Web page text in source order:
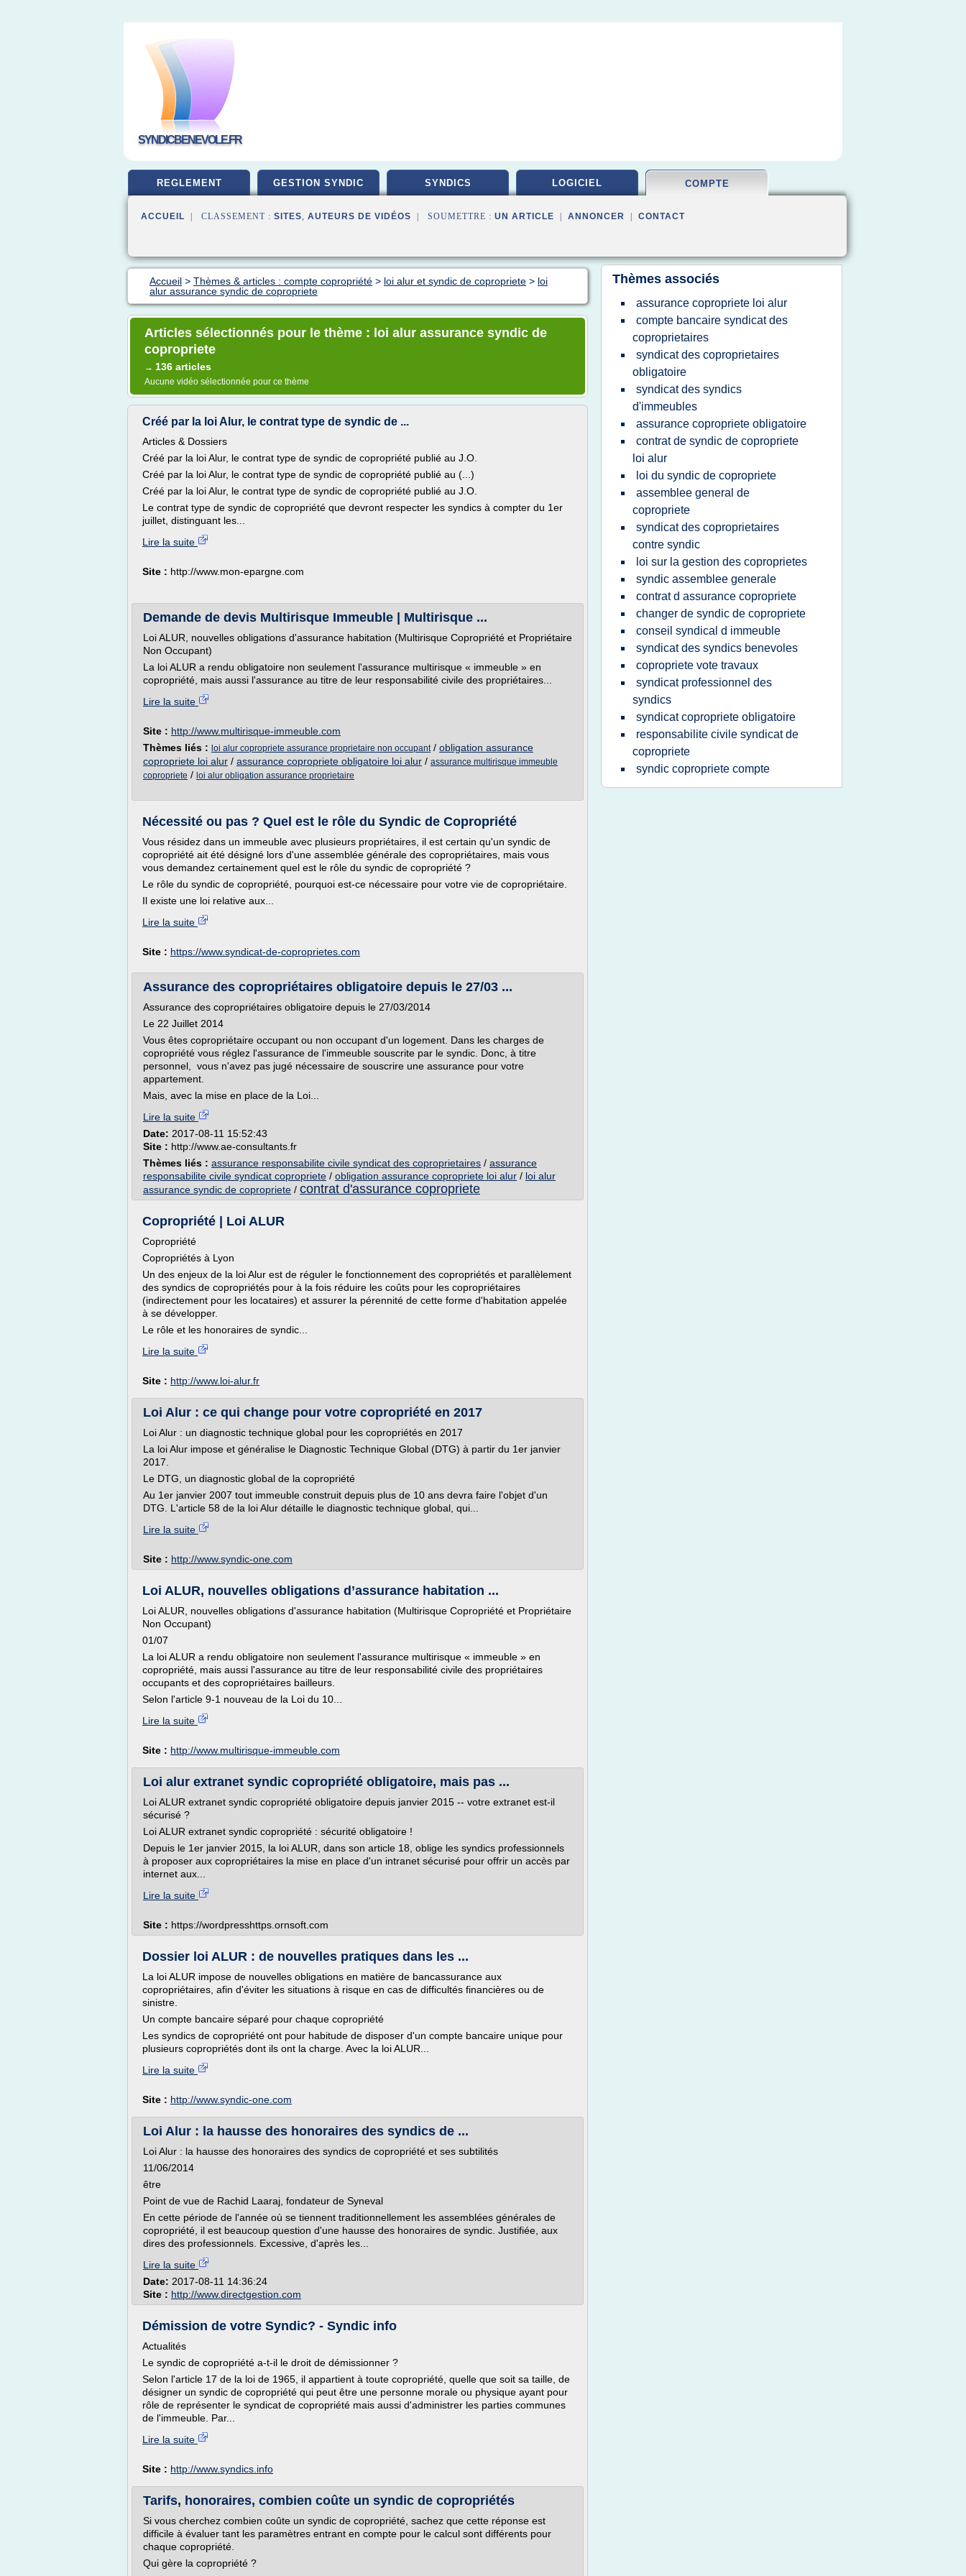
SYNDICBENEVOLE.FR
REGLEMENT GESTION SYNDIC SYNDICS LOGICIEL COMPTE
ACCUEIL | CLASSEMENT : SITES, AUTEURS DE VIDÉOS | SOUMETTRE : UN ARTICLE ANNONCER CONTACT
Accueil > Thèmes & articles : compte copropriété > loi alur et syndic de copropriete > loi
alur assurance syndic de copropriete
Articles sélectionnés pour le thème : loi alur assurance syndic de
copropriete
→ 136 articles
Aucune vidéo sélectionnée pour ce thème
Créé par la loi Alur, le contrat type de syndic de ...
Articles & Dossiers
Créé par la loi Alur, le contrat type de syndic de copropriété publié au J.O.
Créé par la loi Alur, le contrat type de syndic de copropriété publié au (...)
Créé par la loi Alur, le contrat type de syndic de copropriété publié au J.O.
Le contrat type de syndic de copropriété que devront respecter les syndics à compter du 1er
juillet, distinguant les...
Lire la suite
Site : http://www.mon-epargne.com
Demande de devis Multirisque Immeuble | Multirisque ...
Loi ALUR, nouvelles obligations d'assurance habitation (Multirisque Copropriété et Propriétaire
Non Occupant)
La loi ALUR a rendu obligatoire non seulement l'assurance multirisque « immeuble » en
copropriété, mais aussi l'assurance au titre de leur responsabilité civile des propriétaires...
Lire la suite
Site : http://www.multirisque-immeuble.com
Thèmes liés : loi alur copropriete assurance proprietaire non occupant/ obligation assurance
copropriete loi alur / assurance copropriete obligatoire loi alur / assurance multirisque immeuble
copropriete / loi alur obligation assurance proprietaire
Nécessité ou pas ? Quel est le rôle du Syndic de Copropriété
Vous résidez dans un immeuble avec plusieurs propriétaires, il est certain qu'un syndic de
copropriété ait été désigné lors d'une assemblée générale des copropriétaires, mais vous
vous demandez certainement quel est le rôle du syndic de copropriété ?
Le rôle du syndic de copropriété, pourquoi est-ce nécessaire pour votre vie de copropriétaire.
Il existe une loi relative aux...
Lire la suite
Site : https://www.syndicat-de-coproprietes.com
Assurance des copropriétaires obligatoire depuis le 27/03 ...
Assurance des copropriétaires obligatoire depuis le 27/03/2014
Le 22 Juillet 2014
Vous êtes copropriétaire occupant ou non occupant d'un logement. Dans les charges de
copropriété vous réglez l'assurance de l'immeuble souscrite par le syndic. Donc, à titre
personnel, vous n'avez pas jugé nécessaire de souscrire une assurance pour votre
appartement.
Mais, avec la mise en place de la Loi...
Lire la suite
Date: 2017-08-11 15:52:43
Site : http://www.ae-consultants.fr
Thèmes liés : assurance responsabilite civile syndicat des coproprietaires / assurance
responsabilite civile syndicat copropriete / obligation assurance copropriete loi alur / loi alur
assurance syndic de copropriete / contrat d'assurance copropriete
Copropriété | Loi ALUR
Copropriété
Copropriétés à Lyon
Un des enjeux de la loi Alur est de réguler le fonctionnement des copropriétés et parallèlement
des syndics de copropriétés pour à la fois réduire les coûts pour les copropriétaires
(indirectement pour les locataires) et assurer la pérennité de cette forme d'habitation appelée
à se développer.
Le rôle et les honoraires de syndic...
Lire la suite
Site : http://www.loi-alur.fr
Loi Alur : ce qui change pour votre copropriété en 2017
Loi Alur : un diagnostic technique global pour les copropriétés en 2017
La loi Alur impose et généralise le Diagnostic Technique Global (DTG) à partir du 1er janvier
2017.
Le DTG, un diagnostic global de la copropriété
Au 1er janvier 2007 tout immeuble construit depuis plus de 10 ans devra faire l'objet d'un
DTG. L'article 58 de la loi Alur détaille le diagnostic technique global, qui...
Lire la suite
Site : http://www.syndic-one.com
Loi ALUR, nouvelles obligations d’assurance habitation ...
Loi ALUR, nouvelles obligations d'assurance habitation (Multirisque Copropriété et Propriétaire
Non Occupant)
01/07
La loi ALUR a rendu obligatoire non seulement l'assurance multirisque « immeuble » en
copropriété, mais aussi l'assurance au titre de leur responsabilité civile des propriétaires
occupants et des copropriétaires bailleurs.
Selon l'article 9-1 nouveau de la Loi du 10...
Lire la suite
Site : http://www.multirisque-immeuble.com
Loi alur extranet syndic copropriété obligatoire, mais pas ...
Loi ALUR extranet syndic copropriété obligatoire depuis janvier 2015 -- votre extranet est-il
sécurisé ?
Loi ALUR extranet syndic copropriété : sécurité obligatoire !
Depuis le 1er janvier 2015, la loi ALUR, dans son article 18, oblige les syndics professionnels
à proposer aux copropriétaires la mise en place d'un intranet sécurisé pour offrir un accès par
internet aux...
Lire la suite
Site : https://wordpresshttps.ornsoft.com
Dossier loi ALUR : de nouvelles pratiques dans les ...
La loi ALUR impose de nouvelles obligations en matière de bancassurance aux
copropriétaires, afin d'éviter les situations à risque en cas de difficultés financières ou de
sinistre.
Un compte bancaire séparé pour chaque copropriété
Les syndics de copropriété ont pour habitude de disposer d'un compte bancaire unique pour
plusieurs copropriétés dont ils ont la charge. Avec la loi ALUR...
Lire la suite
Site : http://www.syndic-one.com
Loi Alur : la hausse des honoraires des syndics de ...
Loi Alur : la hausse des honoraires des syndics de copropriété et ses subtilités
11/06/2014
être
Point de vue de Rachid Laaraj, fondateur de Syneval
En cette période de l'année où se tiennent traditionnellement les assemblées générales de
copropriété, il est beaucoup question d'une hausse des honoraires de syndic. Justifiée, aux
dires des professionnels. Excessive, d'après les...
Lire la suite
Date: 2017-08-11 14:36:24
Site : http://www.directgestion.com
Démission de votre Syndic? - Syndic info
Actualités
Le syndic de copropriété a-t-il le droit de démissionner ?
Selon l'article 17 de la loi de 1965, il appartient à toute copropriété, quelle que soit sa taille, de
désigner un syndic de copropriété qui peut être une personne morale ou physique ayant pour
rôle de représenter le syndicat de copropriété mais aussi d'administrer les parties communes
de l'immeuble. Par...
Lire la suite
Site : http://www.syndics.info
Tarifs, honoraires, combien coûte un syndic de copropriétés
Si vous cherchez combien coûte un syndic de copropriété, sachez que cette réponse est
difficile à évaluer tant les paramètres entrant en compte pour le calcul sont différents pour
chaque copropriété.
Qui gère la copropriété ?
Thèmes associés
assurance copropriete loi alur
compte bancaire syndicat des
coproprietaires
syndicat des coproprietaires
obligatoire
syndicat des syndics
d'immeubles
assurance copropriete obligatoire
contrat de syndic de copropriete
loi alur
loi du syndic de copropriete
assemblee general de
copropriete
syndicat des coproprietaires
contre syndic
loi sur la gestion des coproprietes
syndic assemblee generale
contrat d assurance copropriete
changer de syndic de copropriete
conseil syndical d immeuble
syndicat des syndics benevoles
copropriete vote travaux
syndicat professionnel des
syndics
syndicat copropriete obligatoire
responsabilite civile syndicat de
copropriete
syndic copropriete compte